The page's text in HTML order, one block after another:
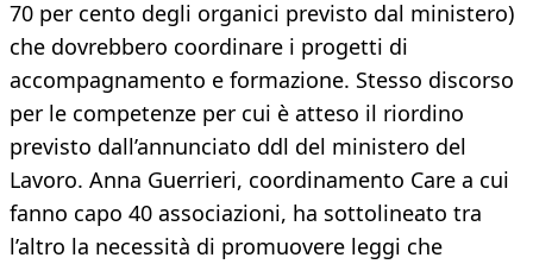
70 per cento degli organici previsto dal ministero)
che dovrebbero coordinare i progetti di
accompagnamento e formazione. Stesso discorso
per le competenze per cui è atteso il riordino
previsto dall’annunciato ddl del ministero del
Lavoro. Anna Guerrieri, coordinamento Care a cui
fanno capo 40 associazioni, ha sottolineato tra
l’altro la necessità di promuovere leggi che